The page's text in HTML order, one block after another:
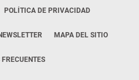
POLÍTICA DE PRIVACIDAD
MAPA DEL SITIO